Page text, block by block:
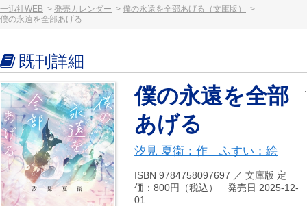
一迅社WEB 発売カレンダー
僕の永遠を全部あげる（文庫版）
僕の永遠を全部あげる
既刊詳細
僕の永遠を全部
あげる
汐見 夏衛：作 ふすい：絵
ISBN 9784758097697 ／ 文庫版 定
価：800円（税込） 発売日 2025-12-
01